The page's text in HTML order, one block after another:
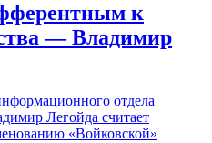
к
— Владимир
отдела
Легойда считает
«Войковской»